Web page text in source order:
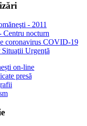
- 2011
Centru nocturn
coronavirus COVID-19
Urgenţă
on-line
presă